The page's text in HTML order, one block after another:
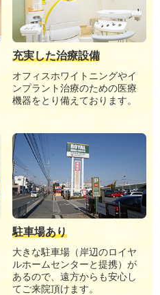
充実した治療設備
オフィスホワイトニングやイ
ンプラント治療のための医療
機器をとり備えております。
駐車場あり
大きな駐車場（岸辺のロイヤ
ルホームセンターと提携）が
あるので、遠方からも安心し
てご来院頂けます。